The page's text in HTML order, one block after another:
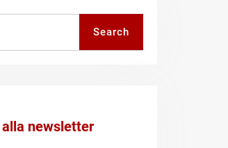
Search
newsletter